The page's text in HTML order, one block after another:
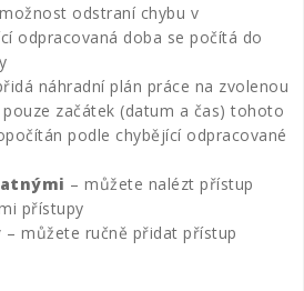
odstraní chybu v
odpracovaná doba se počítá do
náhradní plán práce na zvolenou
začátek (datum a čas) tohoto
podle chybějící odpracované
– můžete nalézt přístup
přístupy
– můžete ručně přidat přístup